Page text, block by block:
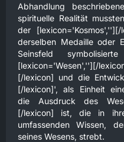
Abhandlung
spirituelle Realität
der
derselben Medaille oder
Seinsfeld
[lexicon='Wesen',''][/
[/lexicon] und die
[/lexicon]', als Einheit
die Ausdruck des
[/lexicon] ist, die in
umfassenden Wissen,
seines Wesens, strebt.